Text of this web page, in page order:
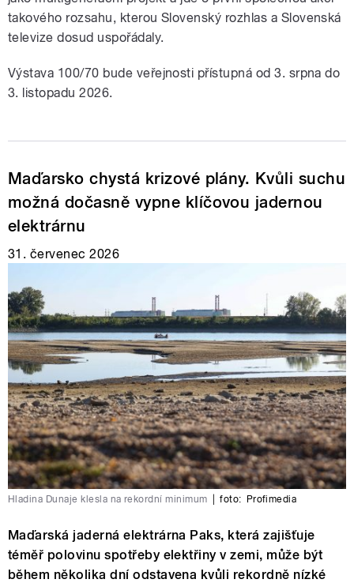
takového rozsahu, kterou Slovenský rozhlas a Slovenská
televize dosud uspořádaly.
Výstava 100/70 bude veřejnosti přístupná od 3. srpna do
3. listopadu 2026.
Maďarsko chystá krizové plány. Kvůli suchu
možná dočasně vypne klíčovou jadernou
elektrárnu
31. červenec 2026
Hladina Dunaje klesla na rekordní minimum foto: Profimedia
Maďarská jaderná elektrárna Paks, která zajišťuje
téměř polovinu spotřeby elektřiny v zemi, může být
během několika dní odstavena kvůli rekordně nízké